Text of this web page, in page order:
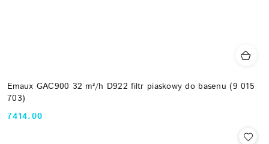
Emaux GAC900 32 m³/h D922 filtr piaskowy do basenu (9 015
703)
Cena:
7414.00